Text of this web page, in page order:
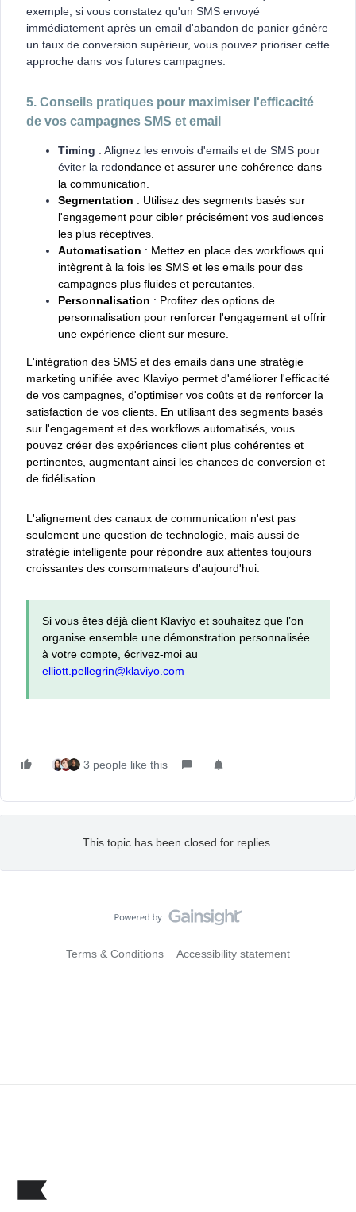
exemple, si vous constatez qu'un SMS envoyé
immédiatement après un email d'abandon de panier génère
un taux de conversion supérieur, vous pouvez prioriser cette
approche dans vos futures campagnes.
5. Conseils pratiques pour maximiser l'efficacité
de vos campagnes SMS et email
Timing : Alignez les envois d'emails et de SMS pour
éviter la redondance et assurer une cohérence dans
la communication.
Segmentation : Utilisez des segments basés sur
l'engagement pour cibler précisément vos audiences
les plus réceptives.
Automatisation : Mettez en place des workflows qui
intègrent à la fois les SMS et les emails pour des
campagnes plus fluides et percutantes.
Personnalisation : Profitez des options de
personnalisation pour renforcer l'engagement et offrir
une expérience client sur mesure.
L'intégration des SMS et des emails dans une stratégie
marketing unifiée avec Klaviyo permet d'améliorer l'efficacité
de vos campagnes, d'optimiser vos coûts et de renforcer la
satisfaction de vos clients. En utilisant des segments basés
sur l'engagement et des workflows automatisés, vous
pouvez créer des expériences client plus cohérentes et
pertinentes, augmentant ainsi les chances de conversion et
de fidélisation.
L'alignement des canaux de communication n'est pas
seulement une question de technologie, mais aussi de
stratégie intelligente pour répondre aux attentes toujours
croissantes des consommateurs d'aujourd'hui.
Si vous êtes déjà client Klaviyo et souhaitez que l’on
organise ensemble une démonstration personnalisée
à votre compte, écrivez-moi au
elliott.pellegrin@klaviyo.com
3 people like this
This topic has been closed for replies.
Terms & Conditions Accessibility statement